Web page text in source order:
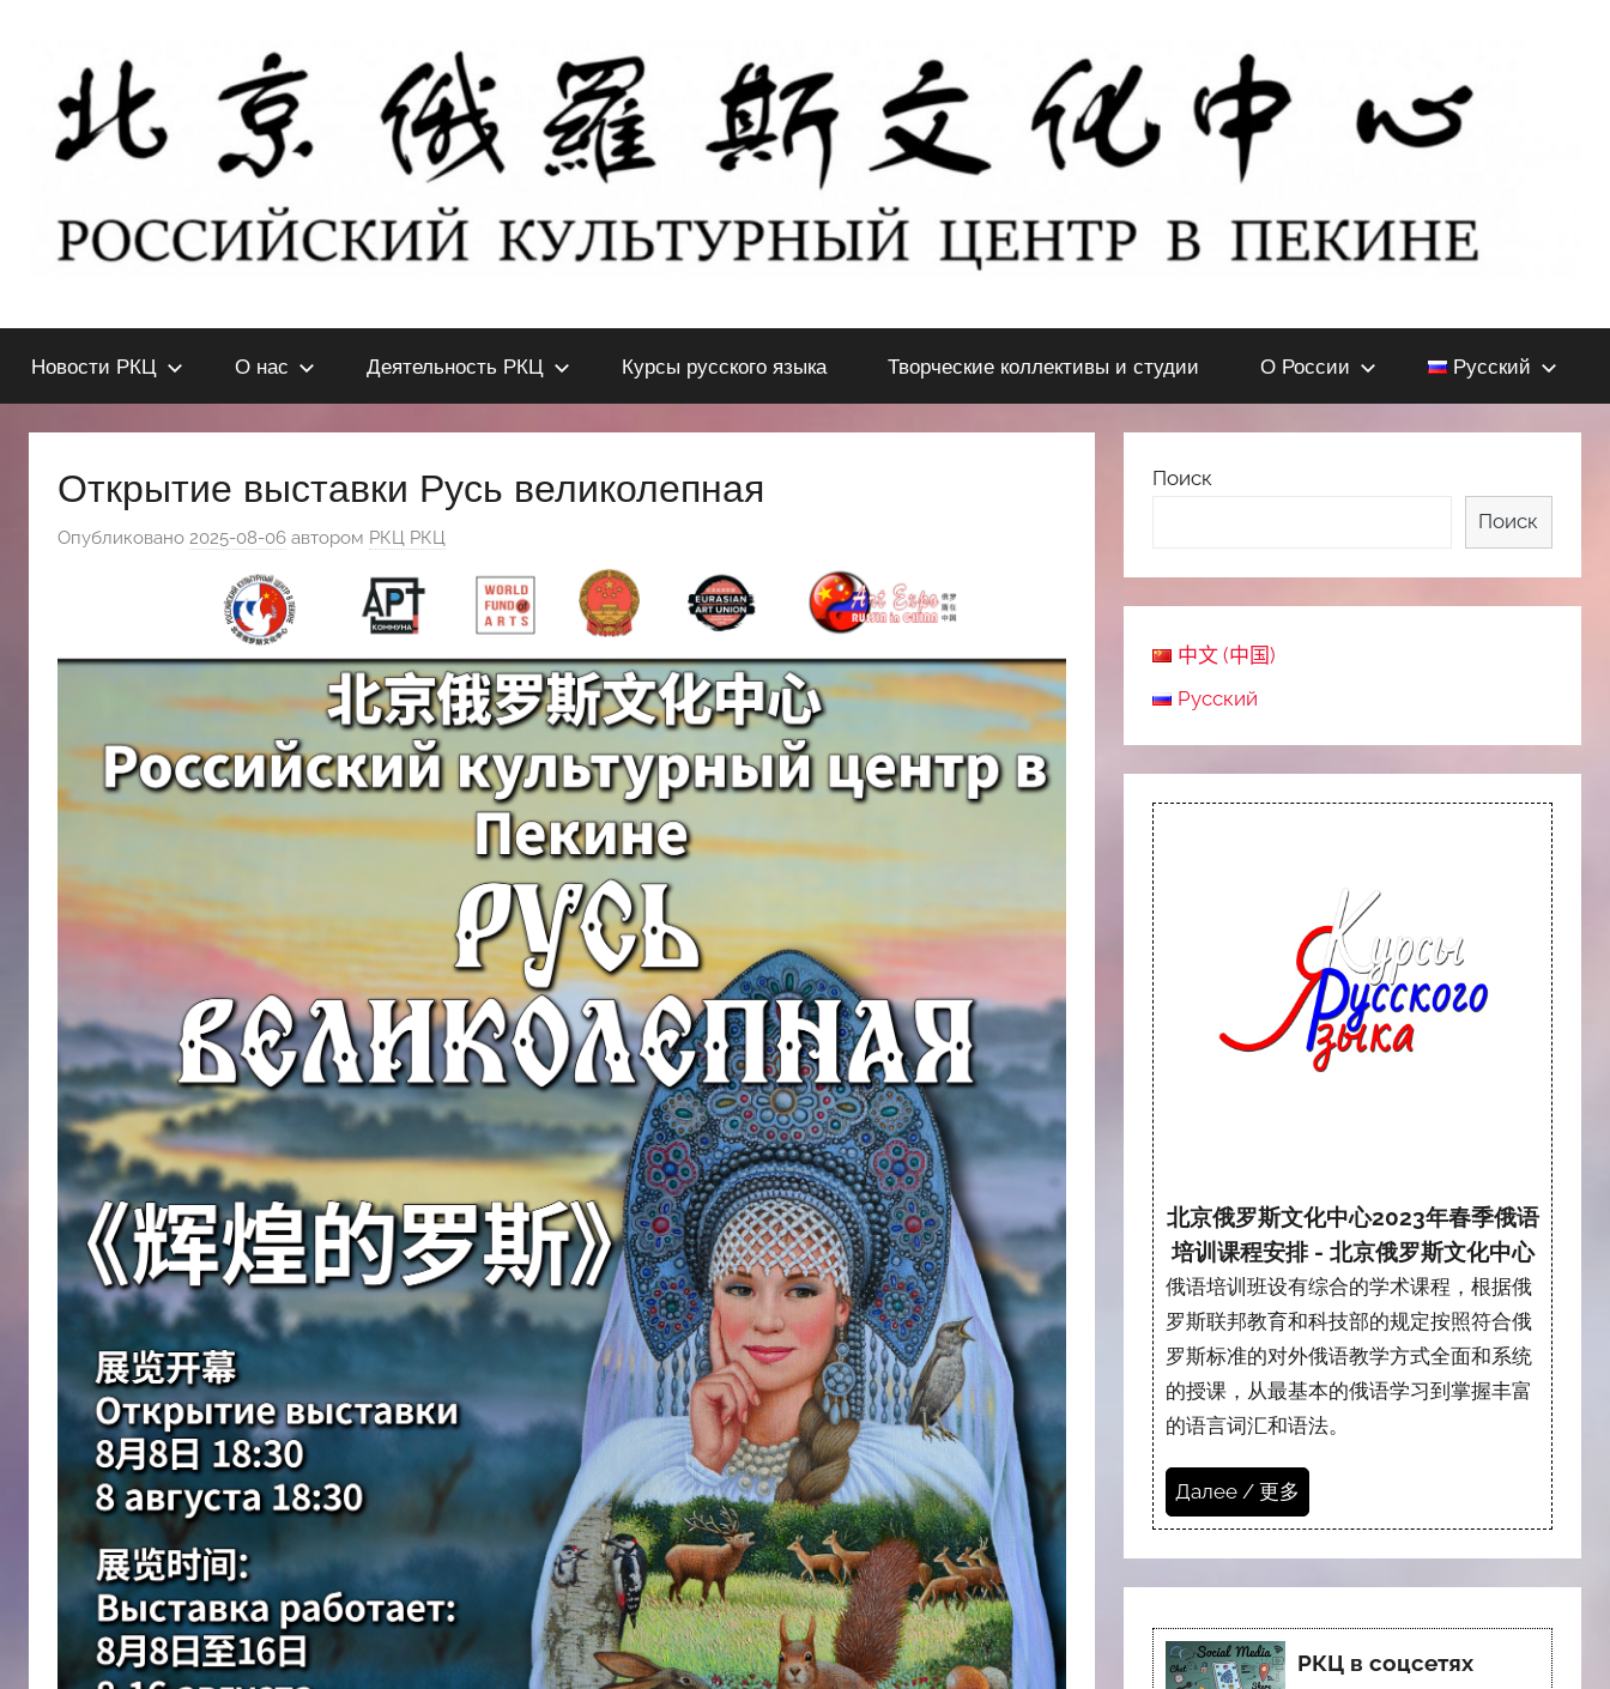
содержимому
北
京
罗
文
中
心
КУЛЬТУРНЫЙ
ЦЕНТР
ПЕКИНЕ
Новости РКЦ О нас Деятельность РКЦ Курсы русского языка Творческие коллективы и студии О России Русский
Открытие выставки Русь великолепная
Опубликовано 2025-08-06 автором РКЦ РКЦ
Поиск
Поиск
中文 (中国)
Русский
北京俄罗斯文化中心2023年春季俄语
培训课程安排 - 北京俄罗斯文化中心
俄语培训班设有综合的学术课程，根据俄
罗斯联邦教育和科技部的规定按照符合俄
罗斯标准的对外俄语教学方式全面和系统
的授课，从最基本的俄语学习到掌握丰富
的语言词汇和语法。
Далее / 更多
РКЦ в соцсетях